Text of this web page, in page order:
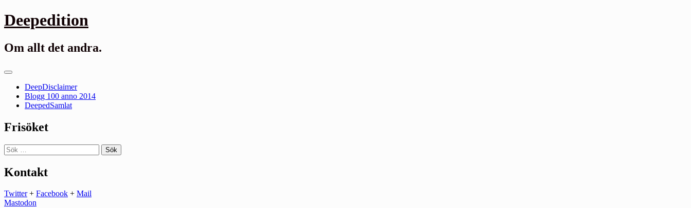
Gå
till
Deepedition
Om allt det andra.
Primär
DeepDisclaimer
Blogg 100 anno 2014
DeepedSamlat
Frisöket
Sök
efter:
Kontakt
Twitter+ Facebook + Mail
Mastodon